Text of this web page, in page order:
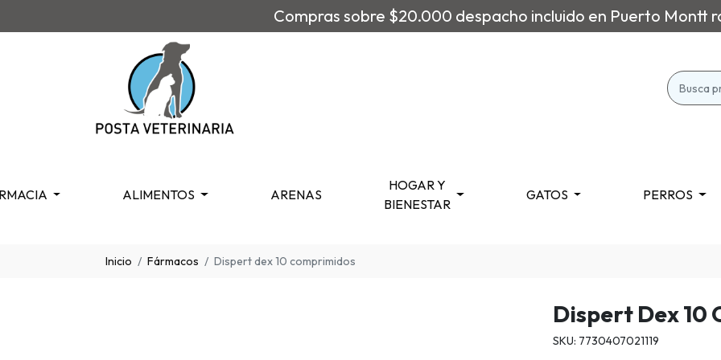
Compras sobre $20.000 despacho incluido en Puerto Montt
ALIMENTOS ARENAS
HOGAR Y
BIENESTAR
GATOS PERROS
Inicio Fármacos Dispert dex 10 comprimidos
Dispert Dex 10
SKU: 7730407021119